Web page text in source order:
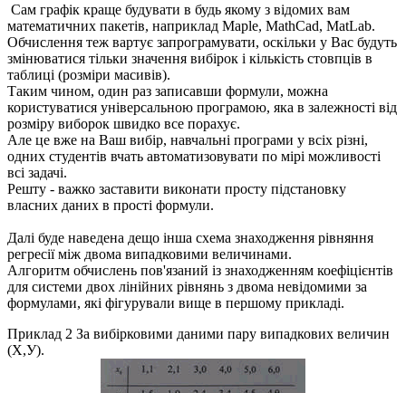
Сам графік краще будувати в будь якому з відомих вам
математичних пакетів, наприклад Maple, MathCad, MatLab.
Обчислення теж вартує запрограмувати, оскільки у Вас будуть
змінюватися тільки значення вибірок і кількість стовпців в
таблиці (розміри масивів).
Таким чином, один раз записавши формули, можна
користуватися універсальною програмою, яка в залежності від
розміру виборок швидко все порахує.
Але це вже на Ваш вибір, навчальні програми у всіх різні,
одних студентів вчать автоматизовувати по мірі можливості
всі задачі.
Решту - важко заставити виконати просту підстановку
власних даних в прості формули.
Далі буде наведена дещо інша схема знаходження рівняння
регресії між двома випадковими величинами.
Алгоритм обчислень пов'язаний із знаходженням коефіцієнтів
для системи двох лінійних рівнянь з двома невідомими за
формулами, які фігурували вище в першому прикладі.
Приклад 2 За вибірковими даними пару випадкових величин
(Х,У).